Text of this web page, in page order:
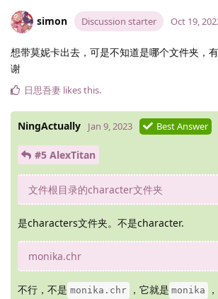
simon Discussion starter Oct 19,
想带莫妮卡出去，可是不知道是哪个文件夹，
谢
日思吾妻 likes this.
NingActually Jan 9, 2023 Best Answer
#5 AlexTitan
文件根目录的character文件夹
是characters文件夹。不是character.
monika.chr
不行，不是 monika.chr ，它就是 monika